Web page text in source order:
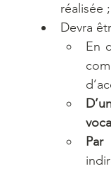
réalisée ;
Devra
En